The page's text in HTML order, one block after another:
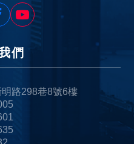
們
路298巷8號6樓